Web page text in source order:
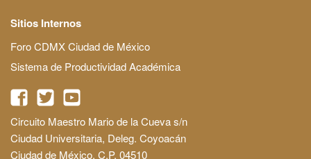
Sitios Internos
Foro CDMX Ciudad de México
Sistema de Productividad Académica
Circuito Maestro Mario de la Cueva s/n
Ciudad Universitaria, Deleg. Coyoacán
Ciudad de México, C.P. 04510